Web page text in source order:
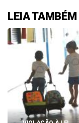
LEIA TAMBÉM